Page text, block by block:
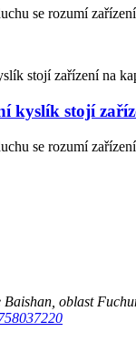
se rozumí
kyslík stojí
se rozumí
Baishan, oblast